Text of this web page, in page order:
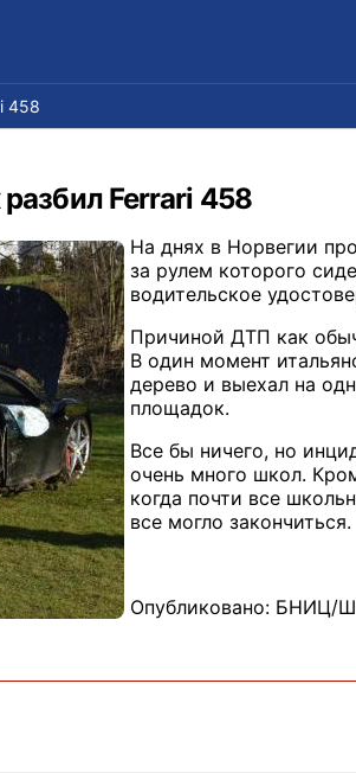
458
Ferrari 458
На днях в Норвегии
за рулем которого
водительское
Причиной ДТП как
В один момент
дерево и выехал на
площадок.
Все бы ничего, но
очень много школ.
когда почти все
все могло закончиться.
Опубликовано: БНИЦ/